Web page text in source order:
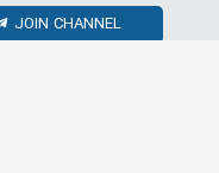
JOIN CHANNEL